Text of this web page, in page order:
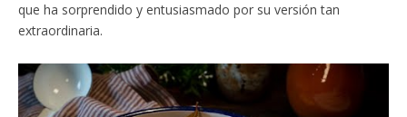
que ha sorprendido y entusiasmado por su versión tan
extraordinaria.